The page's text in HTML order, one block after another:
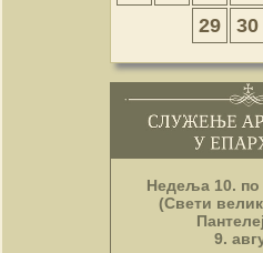
29
30
Недеља 10. по
(Свети
9.